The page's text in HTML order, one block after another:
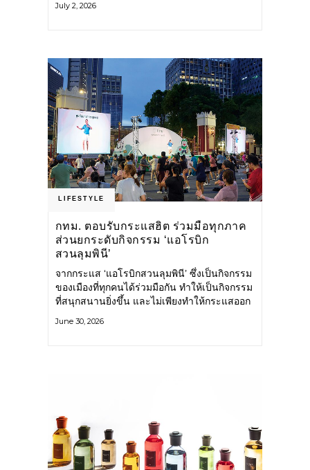
ของเมืองใหญ่ มาสัมผัสประสบการณ์การพักผ่อน
July 2, 2026
LIFESTYLE
กทม. ตอบรับกระแสฮิต ร่วมมือทุกภาค
ส่วนยกระดับกิจกรรม ‘แอโรบิก
สวนลุมพินี’
จากกระแส ‘แอโรบิกสวนลุมพินี’ ซึ่งเป็นกิจกรรม
ของเมืองที่ทุกคนได้ร่วมมือกัน ทำให้เป็นกิจกรรม
ที่สนุกสนานยิ่งขึ้น และไม่เพียงทำให้กระแสออก
กระจายไปยังหลายพื้นที่ของประเทศที่อยากออก
June 30, 2026